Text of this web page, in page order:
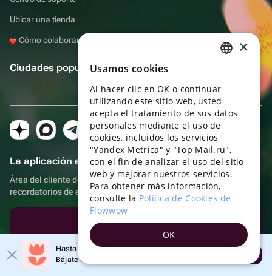
Ubicar una tienda
Cómo colaborar con Flowwow
Ciudades populares
La aplicación es aún más práctica.
Área del cliente del destinatario, más bonos por compras y
recordatorios de eventos
Descargar la aplicación
Oficina en Moscú
Hasta un 10% de descuento en el primer pedido
Bájate la aplicación y obtén tu código
Abrir
ENGLISH
UKRAINIAN
PORTUGUESE
SPANISH
HUNGARIAN
ITALIAN
×
Usamos cookies
Al hacer clic en OK o continuar
utilizando este sitio web, usted
acepta el tratamiento de sus datos
personales mediante el uso de
cookies, incluidos los servicios
"Yandex Metrica" y "Top Mail.ru",
con el fin de analizar el uso del sitio
web y mejorar nuestros servicios.
Para obtener más información,
consulte la Política de Cookies de
Flowwow
OK